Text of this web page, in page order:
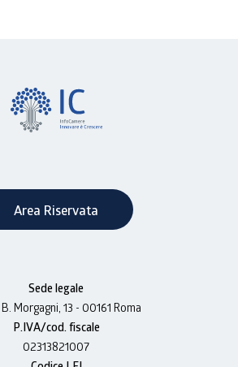
Area Riservata
Sede legale
Morgagni, 13 - 00161 Roma
P.IVA/cod. fiscale
02313821007